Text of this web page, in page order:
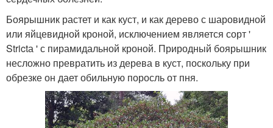
Боярышник растет и как куст, и как дерево с шаровидной
или яйцевидной кроной, исключением является сорт '
Strictа ' с пирамидальной кроной. Природный боярышник
несложно превратить из дерева в куст, поскольку при
обрезке он дает обильную поросль от пня.